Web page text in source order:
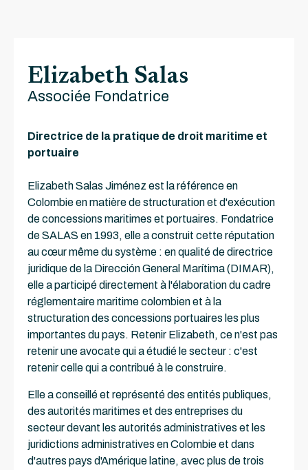
Elizabeth Salas
Associée Fondatrice
Directrice de la pratique de droit maritime et
portuaire
Elizabeth Salas Jiménez est la référence en
Colombie en matière de structuration et d'exécution
de concessions maritimes et portuaires. Fondatrice
de SALAS en 1993, elle a construit cette réputation
au cœur même du système : en qualité de directrice
juridique de la Dirección General Marítima (DIMAR),
elle a participé directement à l'élaboration du cadre
réglementaire maritime colombien et à la
structuration des concessions portuaires les plus
importantes du pays. Retenir Elizabeth, ce n'est pas
retenir une avocate qui a étudié le secteur : c'est
retenir celle qui a contribué à le construire.
Elle a conseillé et représenté des entités publiques,
des autorités maritimes et des entreprises du
secteur devant les autorités administratives et les
juridictions administratives en Colombie et dans
d'autres pays d'Amérique latine, avec plus de trois